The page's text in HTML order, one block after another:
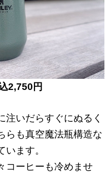
2,750円
注いだらすぐにぬるく
らも真空魔法瓶構造な
ます。
コーヒーも冷めませ